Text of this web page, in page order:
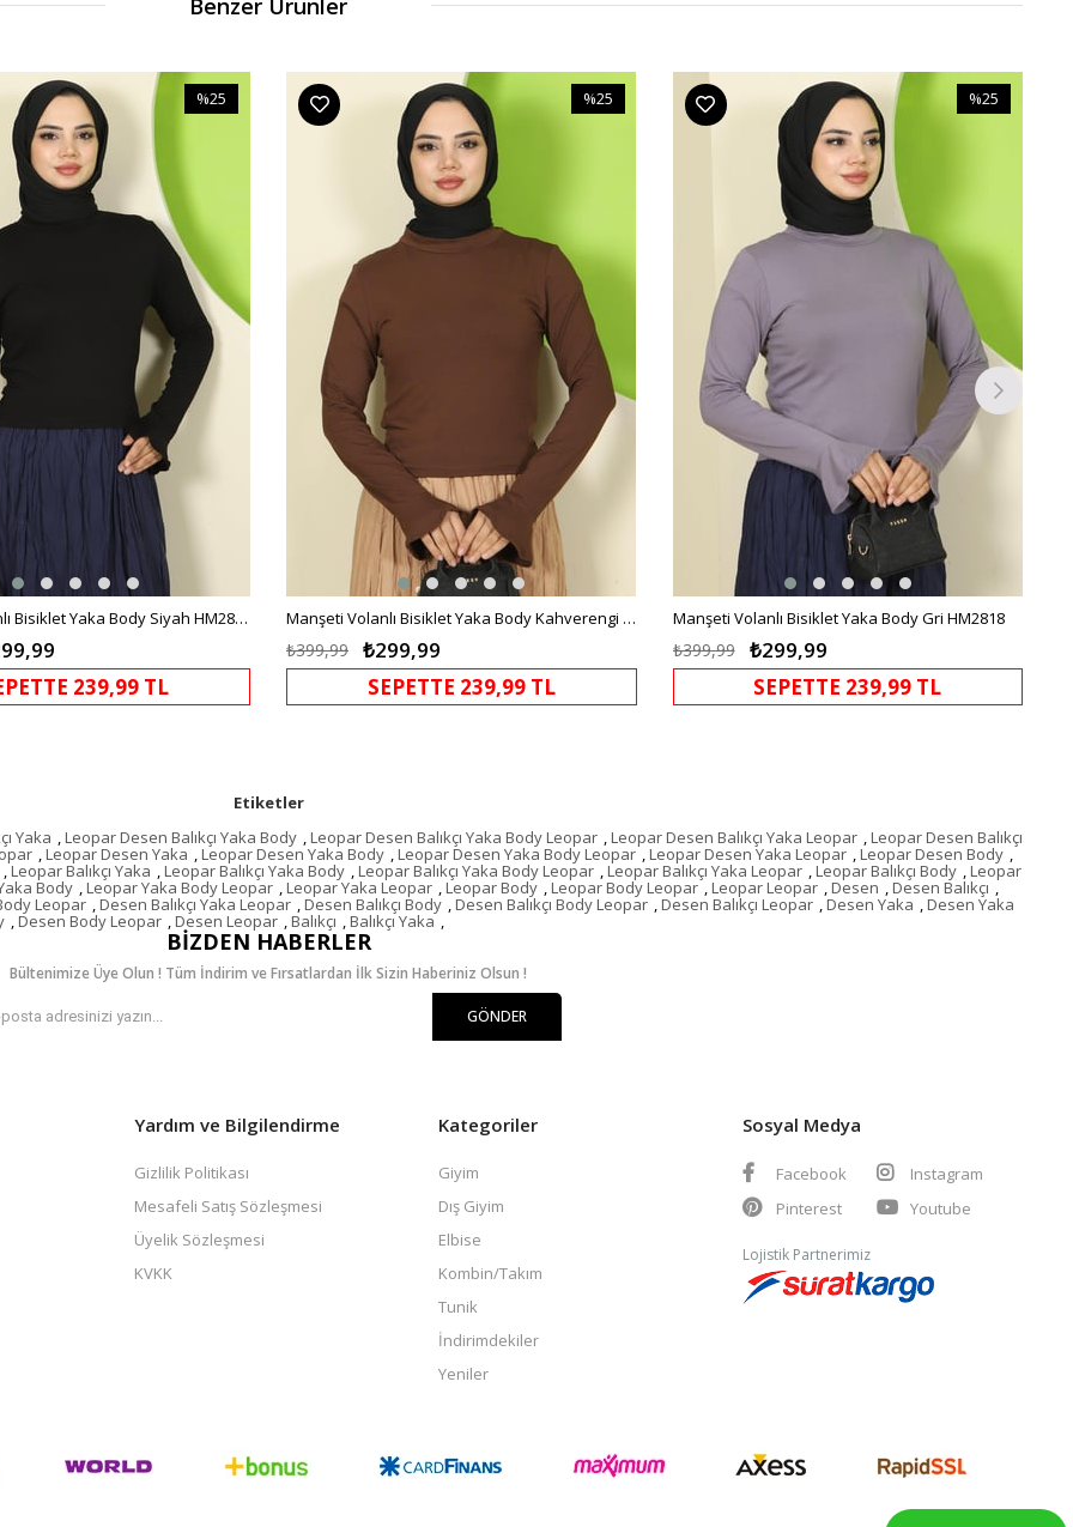
Benzer Ürünler
Manşeti Volanlı Bisiklet Yaka Body Siyah HM2818
%25
239,99 TL
Manşeti Volanlı Bisiklet Yaka Body Kahverengi HM2818
₺299,99
₺399,99
%25
SEPETTE 239,99 TL
Manşeti Volanlı Bisiklet Yaka Body Gri HM2818
₺299,99
₺399,99
%25
SEPETTE 239,99 TL
Etiketler
Yaka ,Leopar Desen Balıkçı Yaka Body ,Leopar Desen Balıkçı Yaka Body Leopar ,Leopar Desen Balıkçı Yaka Leopar ,Leopar Desen Balıkçı
,Leopar Desen Yaka ,Leopar Desen Yaka Body ,Leopar Desen Yaka Body Leopar ,Leopar Desen Yaka Leopar ,Leopar Desen Body ,
,Leopar Balıkçı Yaka ,Leopar Balıkçı Yaka Body ,Leopar Balıkçı Yaka Body Leopar ,Leopar Balıkçı Yaka Leopar ,Leopar Balıkçı Body ,Leopar
Body ,Leopar Yaka Body Leopar ,Leopar Yaka Leopar ,Leopar Body ,Leopar Body Leopar ,Leopar Leopar ,Desen ,Desen Balıkçı ,
Leopar ,Desen Balıkçı Yaka Leopar ,Desen Balıkçı Body ,Desen Balıkçı Body Leopar ,Desen Balıkçı Leopar ,Desen Yaka ,Desen Yaka
,Desen Body Leopar ,Desen Leopar ,Balıkçı ,Balıkçı Yaka ,
BIZDEN HABERLER
Bültenimize Üye Olun ! Tüm İndirim ve Fırsatlardan İlk Sizin Haberiniz Olsun !
GÖNDER
Yardım ve Bilgilendirme
Gizlilik Politikası
Mesafeli Satış Sözleşmesi
Üyelik Sözleşmesi
KVKK
Kategoriler
Giyim
Dış Giyim
Elbise
Kombin/Takım
Tunik
İndirimdekiler
Yeniler
Sosyal Medya
Facebook
Instagram
Pinterest
Youtube
Lojistik Partnerimiz